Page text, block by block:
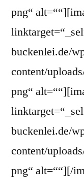
png“
buckenlei.de/
content/
png“
buckenlei.de/
content/
png“ alt=““][/